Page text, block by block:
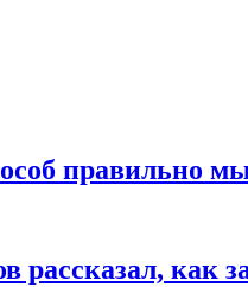
правильно
как